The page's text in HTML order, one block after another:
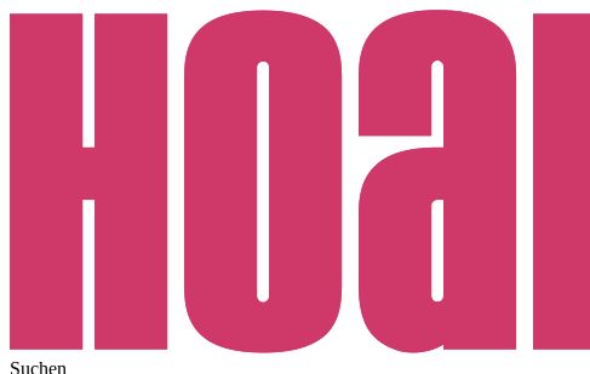
Suchen